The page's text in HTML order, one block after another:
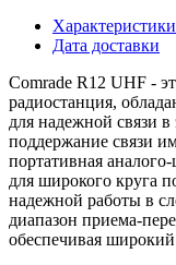
Характеристики
Дата доставки
Comrade R12 UHF -
радиостанция,
для надежной связи в
поддержание связи
портативная
для широкого круга
надежной работы в
диапазон приема-
обеспечивая широкий